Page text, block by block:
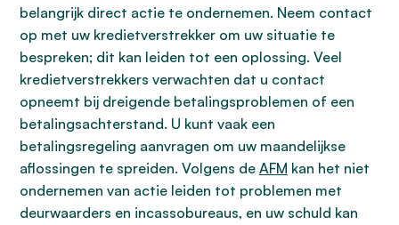
belangrijk direct actie te ondernemen. Neem contact
op met uw kredietverstrekker om uw situatie te
bespreken; dit kan leiden tot een oplossing. Veel
kredietverstrekkers verwachten dat u contact
opneemt bij dreigende betalingsproblemen of een
betalingsachterstand. U kunt vaak een
betalingsregeling aanvragen om uw maandelijkse
aflossingen te spreiden. Volgens de AFM kan het niet
ondernemen van actie leiden tot problemen met
deurwaarders en incassobureaus, en uw schuld kan